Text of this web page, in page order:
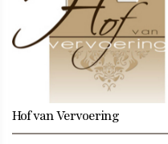
Hof van Vervoering